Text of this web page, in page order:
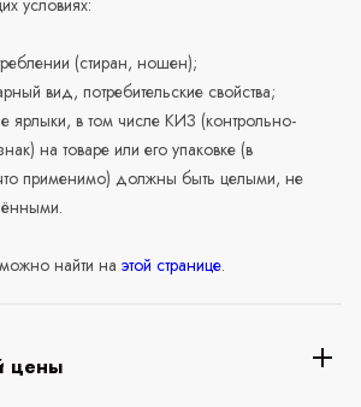
(стиран, ношен);
вид, потребительские свойства;
в том числе КИЗ (контрольно-
на товаре или его упаковке (в
что применимо) должны быть целыми, не
найти на этой странице.
цены